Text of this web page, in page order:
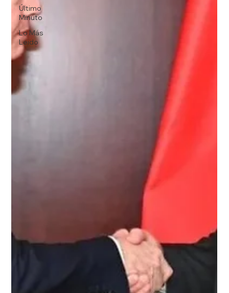
Último
Minuto
Lo Más
Leido